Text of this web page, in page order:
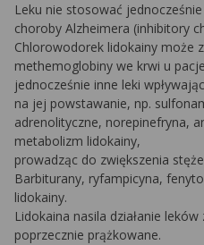
Leku nie stosować
choroby Alzheimera (inhibitory
Chlorowodorek lidokainy może
methemoglobiny we krwi u
jednocześnie inne leki
na jej powstawanie, np.
adrenolityczne, norepinefryna,
metabolizm lidokainy,
prowadząc do zwiększenia
Barbiturany, ryfampicyna,
lidokainy.
Lidokaina nasila działanie
poprzecznie prążkowane.